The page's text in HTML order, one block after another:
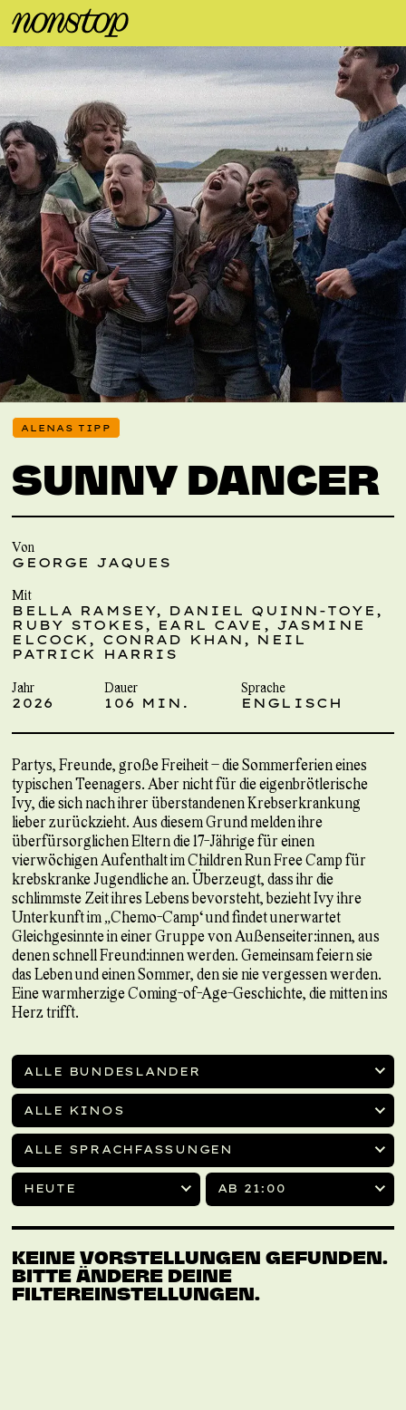
ALLE BUNDESLÄNDER
ALLE KINOS
ALLE SPRACHFASSUNGEN
HEUTE AB 21:00
KEINE VORSTELLUNGEN GEFUNDEN.
BITTE ÄNDERE DEINE
FILTEREINSTELLUNGEN.
ALENAS TIPP
SUNNY DANCER
Von
GEORGE JAQUES
Mit
BELLA RAMSEY, DANIEL QUINN-TOYE,
RUBY STOKES, EARL CAVE, JASMINE
ELCOCK, CONRAD KHAN, NEIL
PATRICK HARRIS
Jahr
2026
Dauer
106 MIN.
Sprache
ENGLISCH
Partys, Freunde, große Freiheit – die Sommerferien eines
typischen Teenagers. Aber nicht für die eigenbrötlerische
Ivy, die sich nach ihrer überstandenen Krebserkrankung
lieber zurückzieht. Aus diesem Grund melden ihre
überfürsorglichen Eltern die 17-Jährige für einen
vierwöchigen Aufenthalt im Children Run Free Camp für
krebskranke Jugendliche an. Überzeugt, dass ihr die
schlimmste Zeit ihres Lebens bevorsteht, bezieht Ivy ihre
Unterkunft im „Chemo-Camp“ und findet unerwartet
Gleichgesinnte in einer Gruppe von Außenseiter:innen, aus
denen schnell Freund:innen werden. Gemeinsam feiern sie
das Leben und einen Sommer, den sie nie vergessen werden.
Eine warmherzige Coming-of-Age-Geschichte, die mitten ins
Herz trifft.